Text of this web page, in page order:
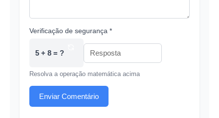
Verificação de segurança *
5 + 8 = ?
Resolva a operação matemática acima
Enviar Comentário